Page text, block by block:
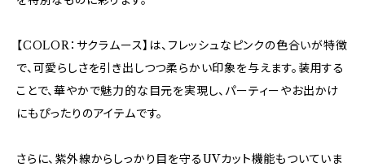
【COLOR：サクラムース】は、フレッシュなピンクの色合いが特徴
で、可愛らしさを引き出しつつ柔らかい印象を与えます。装用する
ことで、華やかで魅力的な目元を実現し、パーティーやお出かけ
にもぴったりのアイテムです。
さらに、紫外線からしっかり目を守るUVカット機能もついていま